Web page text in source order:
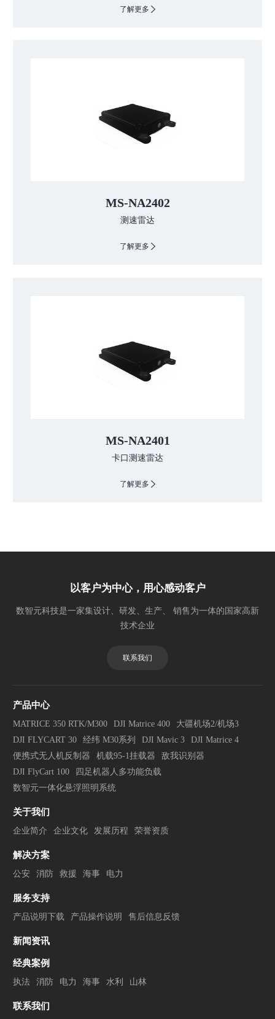
了解更多
MS-NA2402
测速雷达
了解更多
MS-NA2401
卡口测速雷达
了解更多
以客户为中心，用心感动客户
数智元科技是一家集设计、研发、生产、 销售为一体的国家高新
技术企业
联系我们
产品中心
MATRICE 350 RTK/M300 DJI Matrice 400
大疆机场2/机场3
DJI FLYCART 30
经纬 M30系列 DJI Mavic 3
DJI Matrice 4
便携式无人机反制器
机载95-1挂载器
敌我识别器
DJI FlyCart 100
四足机器人多功能负载
数智元一体化悬浮照明系统
关于我们
企业简介 企业文化 发展历程 荣誉资质
解决方案
公安 消防 救援 海事 电力
服务支持
产品说明下载 产品操作说明 售后信息反馈
新闻资讯
经典案例
执法 消防 电力 海事 水利 山林
联系我们